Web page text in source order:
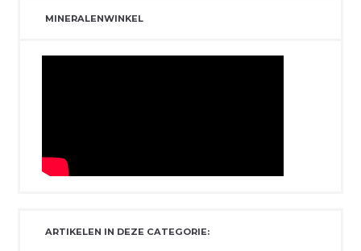
MINERALENWINKEL
ARTIKELEN IN DEZE CATEGORIE: